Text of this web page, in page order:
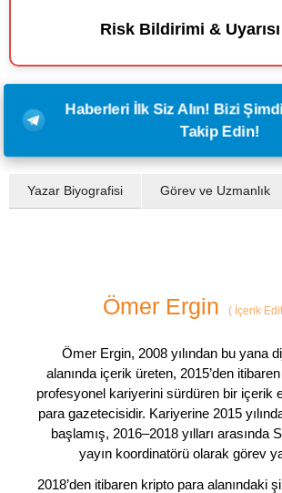
Risk Bildirimi & Uyarısı
Haberleri İlk Siz Alın! Bizi
Takip Edin!
Yazar Biyografisi Görev ve Uzmanlık
Ömer Ergin (İçerik
Ömer Ergin, 2008 yılından bu yana
alanında içerik üreten, 2015’den
profesyonel kariyerini sürdüren bir içerik
para gazetecisidir. Kariyerine 2015
başlamış, 2016–2018 yılları arasında
yayın koordinatörü olarak görev
2018’den itibaren kripto para alanındaki